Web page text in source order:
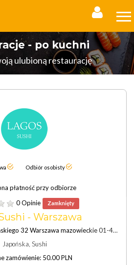
- po kuchni
ulubioną restaurację
Odbiór osobisty
płatność przy odbiorze
0 Opinie
Zamknięty
- Warszawa
ul. Gen. Tadeusza Pełczyńskiego 32 Warszawa mazowieckie 01-471
Japońska, Sushi
zamówienie: 50.00 PLN